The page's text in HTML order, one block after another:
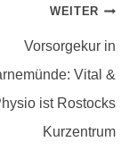
WEITER
Vorsorgekur in
Vital &
ist Rostocks
Kurzentrum